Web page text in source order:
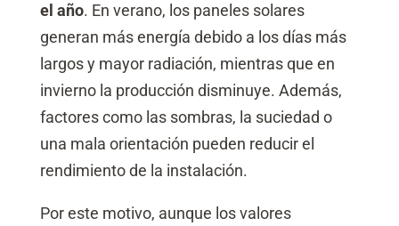
el año. En verano, los paneles solares
generan más energía debido a los días más
largos y mayor radiación, mientras que en
invierno la producción disminuye. Además,
factores como las sombras, la suciedad o
una mala orientación pueden reducir el
rendimiento de la instalación.
Por este motivo, aunque los valores